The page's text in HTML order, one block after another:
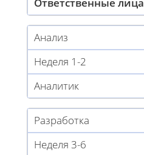
Анализ
Неделя 1-2
Аналитик
Разработка
Неделя 3-6